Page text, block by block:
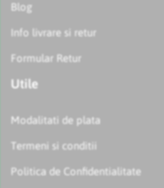
Blog
Info livrare si retur
Formular Retur
Utile
Modalitati de plata
Termeni si conditii
Politica de Confidentialitate